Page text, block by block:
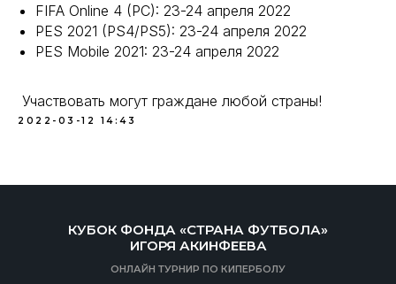
FIFA Online 4 (PC): 23-24 апреля 2022
PES 2021 (PS4/PS5): 23-24 апреля 2022
PES Mobile 2021: 23-24 апреля 2022
Участвовать могут граждане любой страны!
2022-03-12 14:43
КУБОК ФОНДА «СТРАНА ФУТБОЛА»
ИГОРЯ АКИНФЕЕВА
ОНЛАЙН ТУРНИР ПО КИПЕРБОЛУ